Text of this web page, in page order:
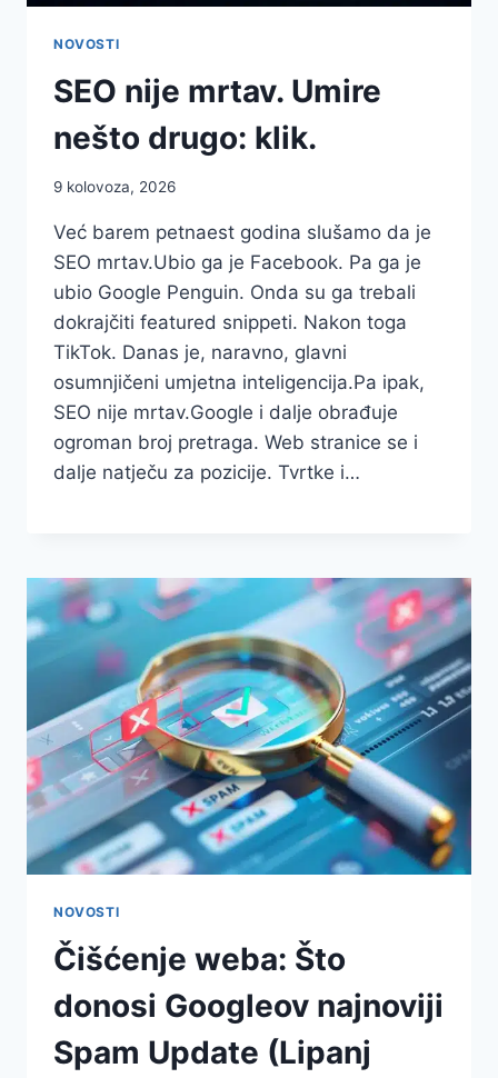
NOVOSTI
SEO nije mrtav. Umire
nešto drugo: klik.
9 kolovoza, 2026
Već barem petnaest godina slušamo da je
SEO mrtav.Ubio ga je Facebook. Pa ga je
ubio Google Penguin. Onda su ga trebali
dokrajčiti featured snippeti. Nakon toga
TikTok. Danas je, naravno, glavni
osumnjičeni umjetna inteligencija.Pa ipak,
SEO nije mrtav.Google i dalje obrađuje
ogroman broj pretraga. Web stranice se i
dalje natječu za pozicije. Tvrtke i…
NOVOSTI
Čišćenje weba: Što
donosi Googleov najnoviji
Spam Update (Lipanj